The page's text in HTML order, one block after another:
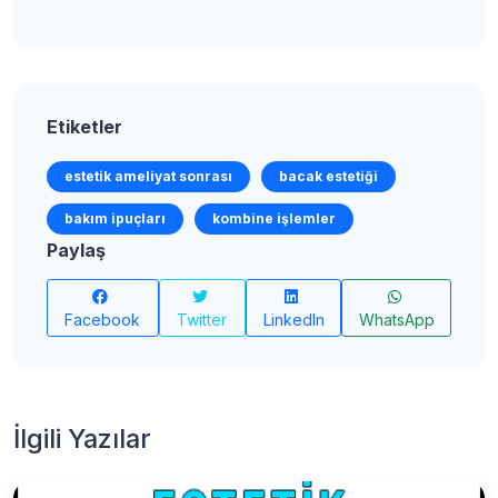
Etiketler
estetik ameliyat sonrası bacak estetiği
bakım ipuçları kombine işlemler
Paylaş
Facebook Twitter LinkedIn WhatsApp
İlgili Yazılar